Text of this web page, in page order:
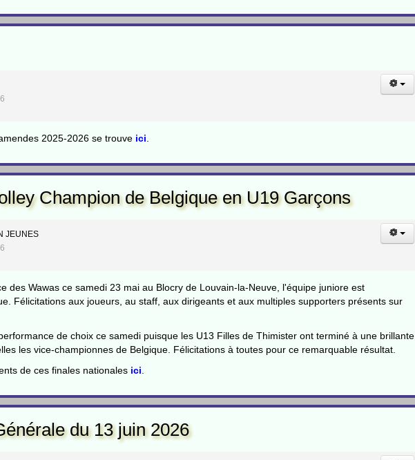
2025-2026 se trouve ici
Champion de Belgique en U19 Garçons
JEUNES
des Wawas ce samedi 23 mai au Blocry de Louvain-la-Neuve, l'équipe juniore est
Félicitations aux joueurs, au staff, aux dirigeants et aux multiples supporters présents sur
de choix ce samedi puisque les U13 Filles de Thimister ont terminé à une brillante
les vice-championnes de Belgique. Félicitations à toutes pour ce remarquable résultat.
de ces finales nationales ici
du 13 juin 2026